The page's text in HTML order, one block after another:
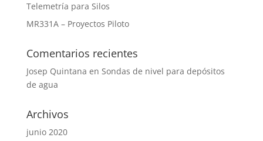
Telemetría para Silos
MR331A – Proyectos Piloto
Comentarios recientes
Josep Quintana en Sondas de nivel para depósitos
de agua
Archivos
junio 2020